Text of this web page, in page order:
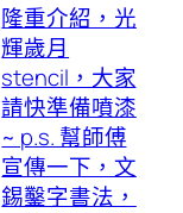
隆重介紹，光
輝歲月
stencil，大家
請快準備噴漆
~ p.s. 幫師傅
宣傳一下，文
錫鑿字書法，